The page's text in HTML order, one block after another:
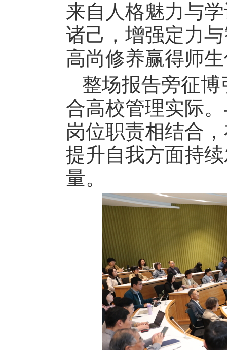
来自人格魅力与
诸己，增强定力
高尚修养赢得师
整场报告旁征
合高校管理实际
岗位职责相结合
提升自我方面持
量。